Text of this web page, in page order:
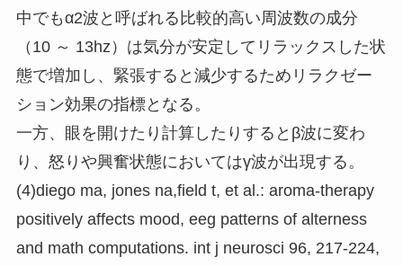
中でもα2波と呼ばれる比較的高い周波数の成分
（10 ～ 13hz）は気分が安定してリラックスした状
態で増加し、緊張すると減少するためリラクゼー
ション効果の指標となる。
一方、眼を開けたり計算したりするとβ波に変わ
り、怒りや興奮状態においてはγ波が出現する。
(4)diego ma, jones na,field t, et al.: aroma-therapy
positively affects mood, eeg patterns of alterness
and math computations. int j neurosci 96, 217-224,